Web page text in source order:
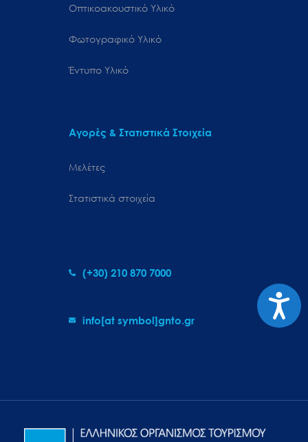
Οπτικοακουστικό Υλικό
Φωτογραφικό Υλικό
Έντυπο Υλικό
Αγορές & Στατιστικά Στοιχεία
Μελέτες
Στατιστικά στοιχεία
(+30) 210 870 7000
info[at symbol]gnto.gr